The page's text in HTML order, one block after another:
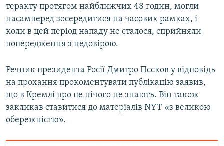
теракту протягом найближчих 48 годин, могли
насамперед зосередитися на часових рамках, і
коли в цей період нападу не сталося, сприйняли
попередження з недовірою.
Речник президента Росії Дмитро Пєсков у відповідь
на прохання прокоментувати публікацію заявив,
що в Кремлі про це нічого не знають. Він також
закликав ставитися до матеріалів NYT «з великою
обережністю».